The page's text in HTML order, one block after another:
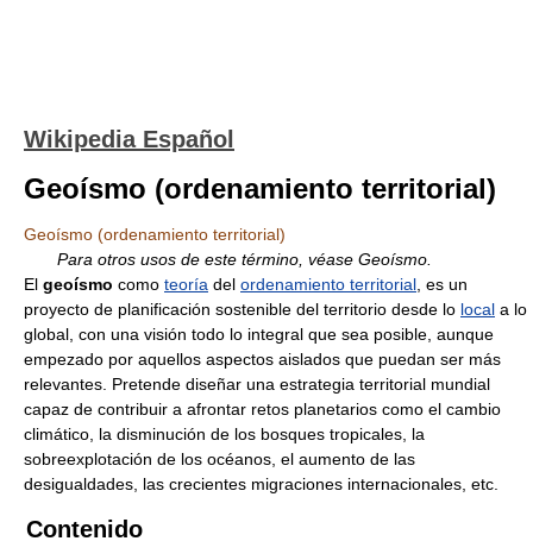
Wikipedia Español
Geoísmo (ordenamiento territorial)
Geoísmo (ordenamiento territorial)
Para otros usos de este término, véase Geoísmo.
El geoísmo como teoría del ordenamiento territorial , es un
proyecto de planificación sostenible del territorio desde lo local a lo
global, con una visión todo lo integral que sea posible, aunque
empezado por aquellos aspectos aislados que puedan ser más
relevantes. Pretende diseñar una estrategia territorial mundial
capaz de contribuir a afrontar retos planetarios como el cambio
climático, la disminución de los bosques tropicales, la
sobreexplotación de los océanos, el aumento de las
desigualdades, las crecientes migraciones internacionales, etc.
Contenido